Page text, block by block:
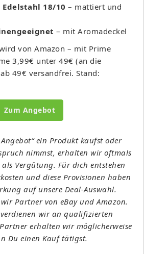
18/10 – mattiert und
– mit Aromadeckel
von Amazon – mit Prime
3,99€ unter 49€ (an die
49€ versandfrei. Stand:
Zum Angebot
ein Produkt kaufst oder
nimmst, erhalten wir oftmals
Vergütung. Für dich entstehen
und diese Provisionen haben
auf unsere Deal-Auswahl.
Partner von eBay und Amazon.
wir an qualifizierten
erhalten wir möglicherweise
Du einen Kauf tätigst.